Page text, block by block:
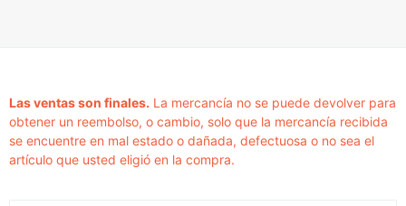
Las ventas son finales. La mercancía no se puede devolver para
obtener un reembolso, o cambio, solo que la mercancía recibida
se encuentre en mal estado o dañada, defectuosa o no sea el
artículo que usted eligió en la compra.